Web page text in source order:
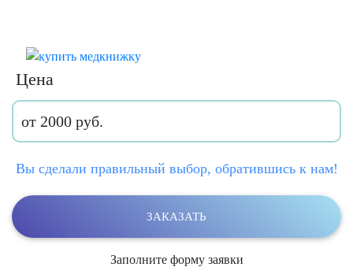
Цена
от 2000 руб.
Вы сделали правильный выбор, обратившись к нам!
ЗАКАЗАТЬ
Заполните форму заявки